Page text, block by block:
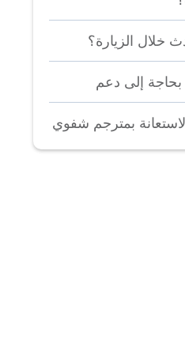
خلال الزيارة؟
بحاجة إلى دعم
بمترجم شفوي